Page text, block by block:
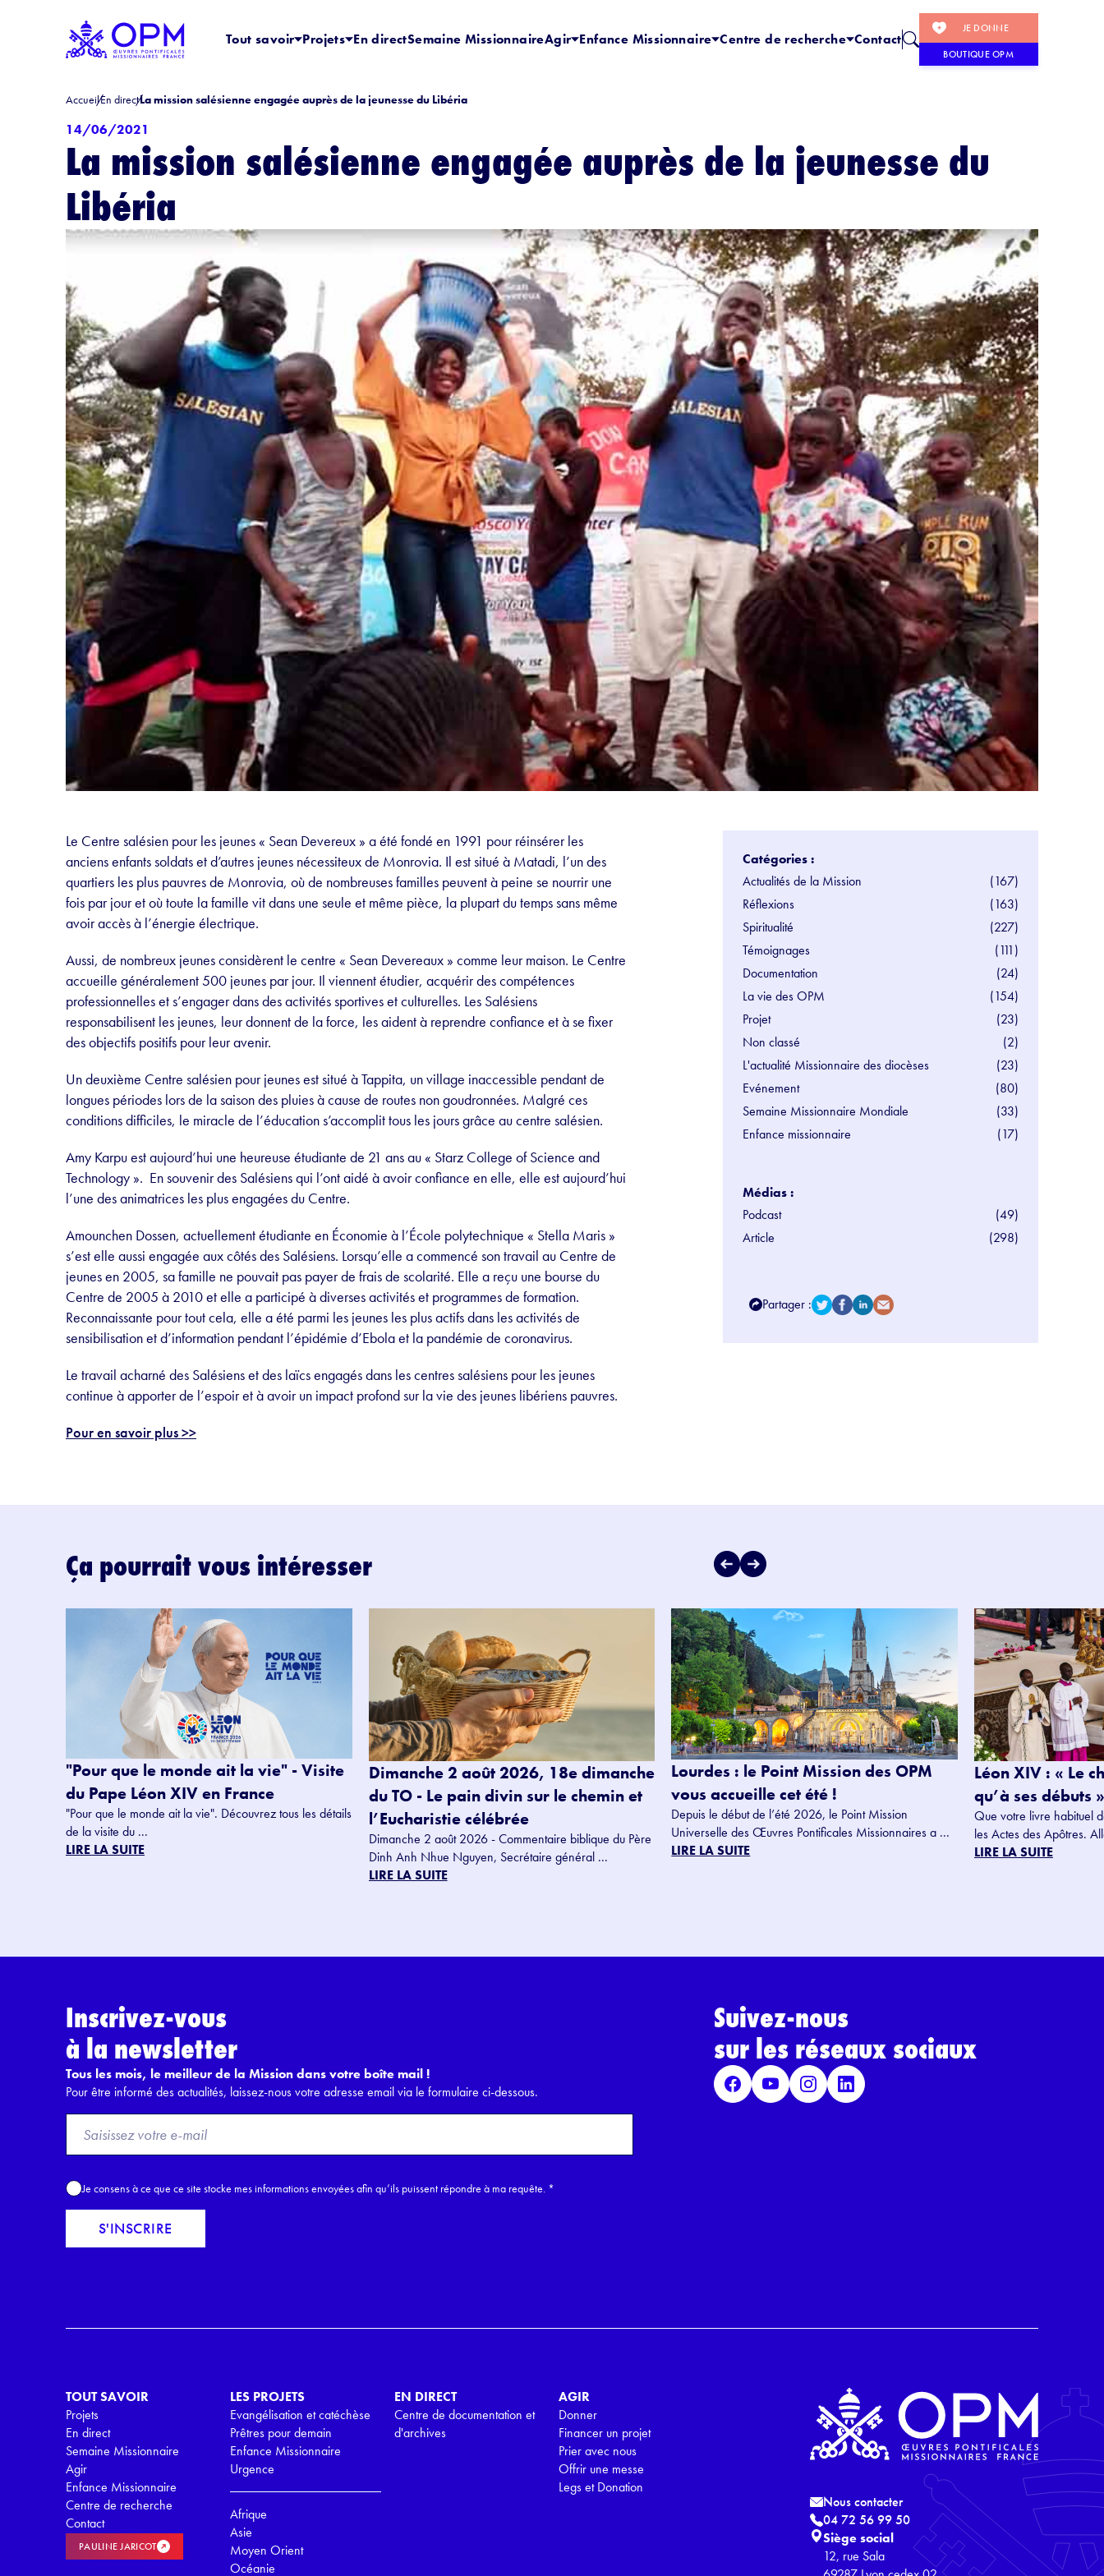
Tout savoir Projets En directSemaine MissionnaireAgir Enfance Missionnaire Centre de recherche Contact
JE DONNE
BOUTIQUE OPM
AccueilEn directLa mission salésienne engagée auprès de la jeunesse du Libéria
14/06/2021
La mission salésienne engagée auprès de la jeunesse du
Libéria
Le Centre salésien pour les jeunes « Sean Devereux » a été fondé en 1991 pour réinsérer les
anciens enfants soldats et d’autres jeunes nécessiteux de Monrovia. Il est situé à Matadi, l’un des
quartiers les plus pauvres de Monrovia, où de nombreuses familles peuvent à peine se nourrir une
fois par jour et où toute la famille vit dans une seule et même pièce, la plupart du temps sans même
avoir accès à l’énergie électrique.
Aussi, de nombreux jeunes considèrent le centre « Sean Devereaux » comme leur maison. Le Centre
accueille généralement 500 jeunes par jour. Il viennent étudier, acquérir des compétences
professionnelles et s’engager dans des activités sportives et culturelles. Les Salésiens
responsabilisent les jeunes, leur donnent de la force, les aident à reprendre confiance et à se fixer
des objectifs positifs pour leur avenir.
Un deuxième Centre salésien pour jeunes est situé à Tappita, un village inaccessible pendant de
longues périodes lors de la saison des pluies à cause de routes non goudronnées. Malgré ces
conditions difficiles, le miracle de l’éducation s’accomplit tous les jours grâce au centre salésien.
Amy Karpu est aujourd’hui une heureuse étudiante de 21 ans au « Starz College of Science and
Technology ». En souvenir des Salésiens qui l’ont aidé à avoir confiance en elle, elle est aujourd’hui
l’une des animatrices les plus engagées du Centre.
Amounchen Dossen, actuellement étudiante en Économie à l’École polytechnique « Stella Maris »
s’est elle aussi engagée aux côtés des Salésiens. Lorsqu’elle a commencé son travail au Centre de
jeunes en 2005, sa famille ne pouvait pas payer de frais de scolarité. Elle a reçu une bourse du
Centre de 2005 à 2010 et elle a participé à diverses activités et programmes de formation.
Reconnaissante pour tout cela, elle a été parmi les jeunes les plus actifs dans les activités de
sensibilisation et d’information pendant l’épidémie d’Ebola et la pandémie de coronavirus.
Le travail acharné des Salésiens et des laïcs engagés dans les centres salésiens pour les jeunes
continue à apporter de l’espoir et à avoir un impact profond sur la vie des jeunes libériens pauvres.
Pour en savoir plus >>
Catégories :
Actualités de la Mission
(167)
Réflexions
(163)
Spiritualité
(227)
Témoignages
(111)
Documentation
(24)
La vie des OPM
(154)
Projet
(23)
Non classé
(2)
L'actualité Missionnaire des diocèses
(23)
Evénement
(80)
Semaine Missionnaire Mondiale
(33)
Enfance missionnaire
(17)
Médias :
Podcast
(49)
Article
(298)
Partager :
Ça pourrait vous intéresser
"Pour que le monde ait la vie" - Visite
du Pape Léon XIV en France
"Pour que le monde ait la vie". Découvrez tous les détails
de la visite du ...
LIRE LA SUITE
Dimanche 2 août 2026, 18e dimanche
du TO - Le pain divin sur le chemin et
l’Eucharistie célébrée
Dimanche 2 août 2026 - Commentaire biblique du Père
Dinh Anh Nhue Nguyen, Secrétaire général ...
LIRE LA SUITE
Lourdes : le Point Mission des OPM
vous accueille cet été !
Depuis le début de l’été 2026, le Point Mission
Universelle des Œuvres Pontificales Missionnaires a ...
LIRE LA SUITE
Léon XIV : « Le
qu’à ses débuts
Que votre livre habituel
les Actes des Apôtres.
LIRE LA SUITE
Inscrivez-vous
à la newsletter
Tous les mois, le meilleur de la Mission dans votre boîte mail !
Pour être informé des actualités, laissez-nous votre adresse email via le formulaire ci-dessous.
o
E
m
i
A
c
P
Je consens à ce que ce site stocke mes informations envoyées afin qu’ils puissent répondre à ma requête. *
S'INSCRIRE
Suivez-nous
sur les réseaux sociaux
TOUT SAVOIR
Projets
En direct
Semaine Missionnaire
Agir
Enfance Missionnaire
Centre de recherche
Contact
PAULINE JARICOT
LES PROJETS
Evangélisation et catéchèse
Prêtres pour demain
Enfance Missionnaire
Urgence
Afrique
Asie
Moyen Orient
Océanie
EN DIRECT
Centre de documentation et
d'archives
AGIR
Donner
Financer un projet
Prier avec nous
Offrir une messe
Legs et Donation
Nous contacter
04 72 56 99 50
Siège social
12, rue Sala